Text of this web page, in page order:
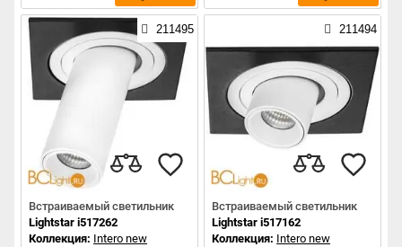
211495
Встраиваемый светильник
Lightstar i517262
Коллекция: Intero new
211494
Встраиваемый светильник
Lightstar i517162
Коллекция: Intero new